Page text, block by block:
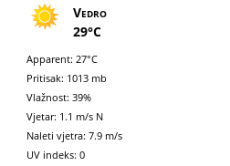
Vedro
29°C
Apparent: 27°C
Pritisak: 1013 mb
Vlažnost: 39%
Vjetar: 1.1 m/s N
Naleti vjetra: 7.9 m/s
UV indeks: 0